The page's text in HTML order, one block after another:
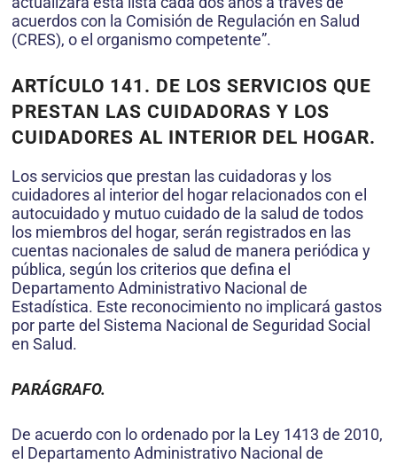
acuerdos con la Comisión de Regulación en Salud
(CRES), o el organismo competente”.
ARTÍCULO 141. DE LOS SERVICIOS QUE
PRESTAN LAS CUIDADORAS Y LOS
CUIDADORES AL INTERIOR DEL HOGAR.
Los servicios que prestan las cuidadoras y los
cuidadores al interior del hogar relacionados con el
autocuidado y mutuo cuidado de la salud de todos
los miembros del hogar, serán registrados en las
cuentas nacionales de salud de manera periódica y
pública, según los criterios que defina el
Departamento Administrativo Nacional de
Estadística. Este reconocimiento no implicará gastos
por parte del Sistema Nacional de Seguridad Social
en Salud.
PARÁGRAFO.
De acuerdo con lo ordenado por la Ley 1413 de 2010,
el Departamento Administrativo Nacional de